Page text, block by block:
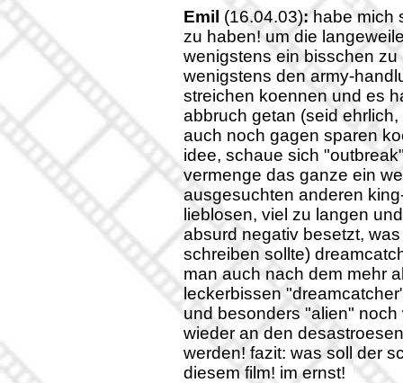
Emil (16.04.03):habe mich
zu haben! um die
wenigstens ein bisschen
wenigstens den army-
streichen koennen und es
abbruch getan (seid
auch noch gagen sparen
idee, schaue sich
vermenge das ganze ein
ausgesuchten anderen
lieblosen, viel zu langen
absurd negativ besetzt,
schreiben sollte)
man auch nach dem mehr
leckerbissen
und besonders "alien"
wieder an den
werden! fazit: was soll der
diesem film! im ernst!